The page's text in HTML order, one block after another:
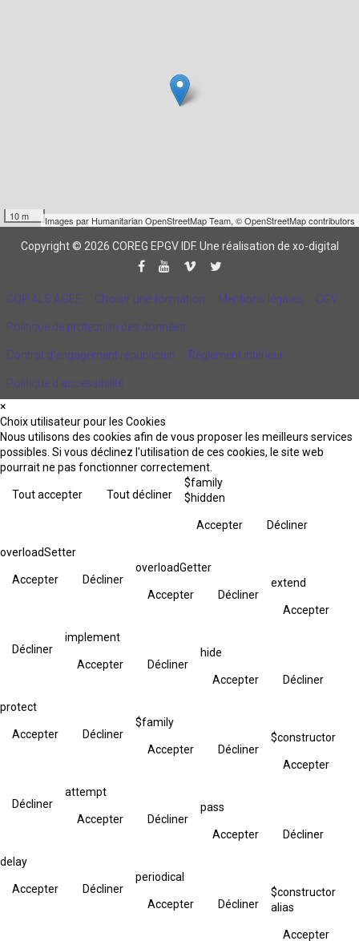
10 m Images par Humanitarian OpenStreetMap Team, © OpenStreetMap contributors
Copyright © 2026 COREG EPGV IDF. Une réalisation de xo-digital
CQP ALS AGEE Choisir une formation Mentions légales CGV
Politique de protection des données
Contrat d'engagement républicain Règlement intérieur
Politique d’accessibilité
×
Choix utilisateur pour les Cookies
Nous utilisons des cookies afin de vous proposer les meilleurs services
possibles. Si vous déclinez l'utilisation de ces cookies, le site web
pourrait ne pas fonctionner correctement.
Tout accepter Tout décliner
$family
$hidden
Accepter Décliner
overloadSetter
Accepter Décliner
overloadGetter
Accepter Décliner
extend
Accepter
Décliner
implement
Accepter Décliner
hide
Accepter Décliner
protect
Accepter Décliner
$family
Accepter Décliner
$constructor
Accepter
Décliner
attempt
Accepter Décliner
pass
Accepter Décliner
delay
Accepter Décliner
periodical
Accepter Décliner
$constructor
alias
Accepter